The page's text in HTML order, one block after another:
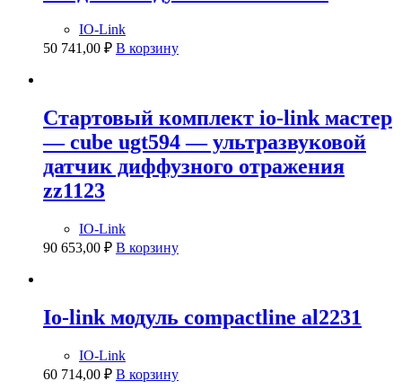
IO-Link
50 741,00 ₽ В корзину
Стартовый комплект io-link мастер
— cube ugt594 — ультразвуковой
датчик диффузного отражения
zz1123
IO-Link
90 653,00 ₽ В корзину
Io-link модуль compactline al2231
IO-Link
60 714,00 ₽ В корзину